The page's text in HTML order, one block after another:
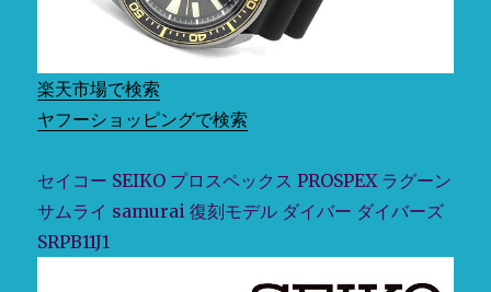
楽天市場で検索
ヤフーショッピングで検索
セイコー SEIKO プロスペックス PROSPEX ラグーン
サムライ samurai 復刻モデル ダイバー ダイバーズ
SRPB11J1